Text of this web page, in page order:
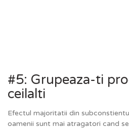
#5: Grupeaza-ti
ceilalti
Efectul majoritatii din
oamenii sunt mai atragatori cand